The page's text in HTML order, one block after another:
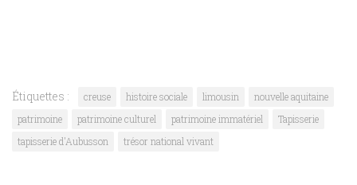
Étiquettes : creuse histoire sociale limousin
nouvelle aquitaine
patrimoine
patrimoine culturel patrimoine immatériel
Tapisserie
tapisserie d'Aubusson
trésor national vivant